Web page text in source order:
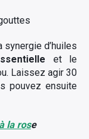
d’huiles
et le
Laissez agir 30
pouvez ensuite
la rose